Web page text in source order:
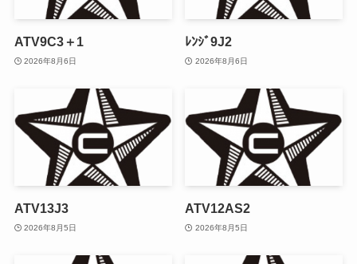
ATV9C3＋1
2026年8月6日
ﾚﾝｼﾞ9J2
2026年8月6日
ATV13J3
2026年8月5日
ATV12AS2
2026年8月5日